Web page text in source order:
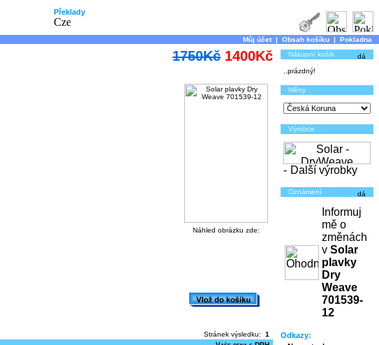
Překlady
Můj účet | Obsah košíku | Pokladna
1750Kč 1400Kč
Náhled obrázku zde:
Stránek výsledku: 1
Nákupní košík
..prázdný!
Měny
Výrobce
- Další výrobky
Oznámení
Informuj
mě o
změnách
v Solar
plavky
Dry
Weave
701539-
12
Odkazy: